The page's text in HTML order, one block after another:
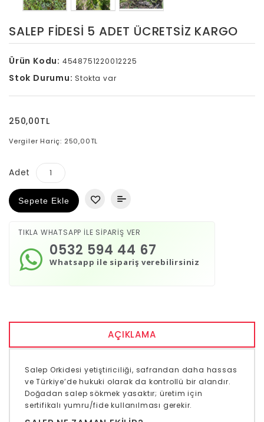
SALEP FİDESİ 5 ADET ÜCRETSİZ KARGO
Ürün Kodu: 4548751220012225
Stok Durumu: Stokta var
250,00TL
Vergiler Hariç: 250,00TL
Adet
Sepete Ekle
TIKLA WHATSAPP İLE SİPARİŞ VER
Whatsapp ile sipariş verebilirsiniz
0532 594 44 67
AÇIKLAMA
Salep Orkidesi yetiştiriciliği, safrandan daha hassas
ve Türkiye’de hukuki olarak da kontrollü bir alandır.
Doğadan salep sökmek yasaktır; üretim için
sertifikalı yumru/fide kullanılması gerekir.